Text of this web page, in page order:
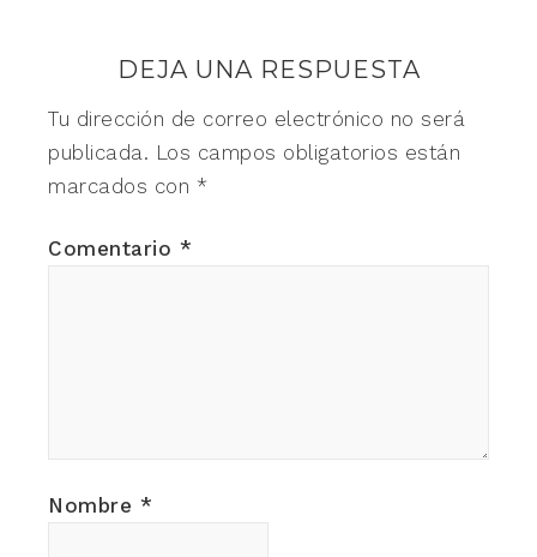
DEJA UNA RESPUESTA
Tu dirección de correo electrónico no será
publicada. Los campos obligatorios están
marcados con *
Comentario *
Nombre *